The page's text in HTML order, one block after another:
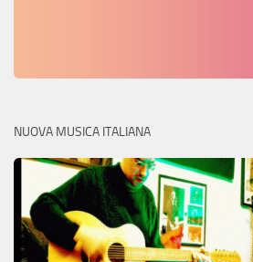
NUOVA MUSICA ITALIANA